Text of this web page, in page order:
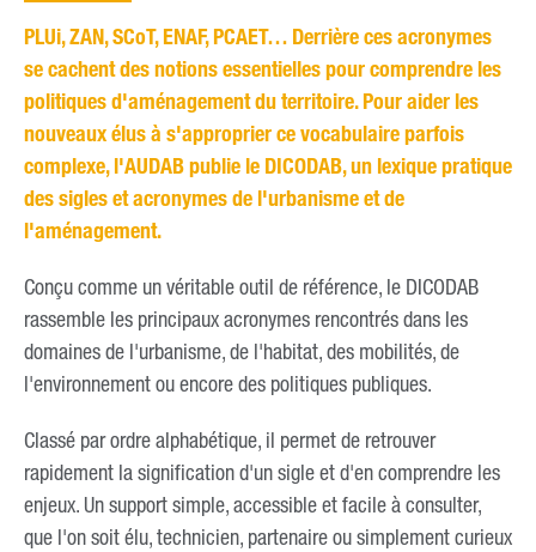
PLUi, ZAN, SCoT, ENAF, PCAET… Derrière ces acronymes
se cachent des notions essentielles pour comprendre les
politiques d'aménagement du territoire. Pour aider les
nouveaux élus à s'approprier ce vocabulaire parfois
complexe, l'AUDAB publie le DICODAB, un lexique pratique
des sigles et acronymes de l'urbanisme et de
l'aménagement.
Conçu comme un véritable outil de référence, le DICODAB
rassemble les principaux acronymes rencontrés dans les
domaines de l'urbanisme, de l'habitat, des mobilités, de
l'environnement ou encore des politiques publiques.
Classé par ordre alphabétique, il permet de retrouver
rapidement la signification d'un sigle et d'en comprendre les
enjeux. Un support simple, accessible et facile à consulter,
que l'on soit élu, technicien, partenaire ou simplement curieux